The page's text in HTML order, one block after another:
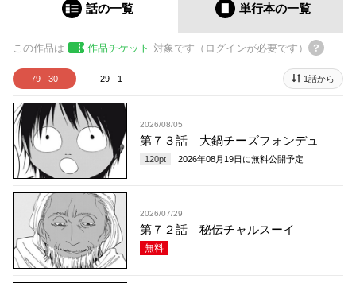
話の一覧 単行本の一覧
この作品は 作品チケット 対象です（ログインが必要です）
79 - 30 29 - 1 1話から
2026/08/05
第７３話 大鍋チーズフォンデュ
120pt 2026年08月19日 に無料公開予定
2026/07/29
第７２話 秘伝チャルスーイ
無料